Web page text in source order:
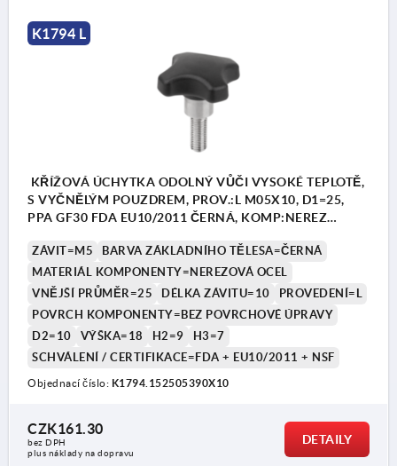
K1794 L
KŘÍŽOVÁ ÚCHYTKA ODOLNÝ VŮČI VYSOKÉ TEPLOTĚ,
S VYČNĚLÝM POUZDREM, PROV.:L M05X10, D1=25,
PPA GF30 FDA EU10/2011 ČERNÁ, KOMP:NEREZ
ZÁVIT=M5
BARVA ZÁKLADNÍHO TĚLESA=ČERNÁ
MATERIÁL KOMPONENTY=NEREZOVÁ OCEL
VNĚJŠÍ PRŮMĚR=25
DÉLKA ZÁVITU=10
PROVEDENÍ=L
POVRCH KOMPONENTY=BEZ POVRCHOVÉ ÚPRAVY
D2=10
VÝŠKA=18 H2=9
H3=7
SCHVÁLENÍ / CERTIFIKACE=FDA + EU10/2011 + NSF
Objednací číslo: K1794.152505390X10
CZK161.30
bez DPH
plus náklady na dopravu
DETAILY